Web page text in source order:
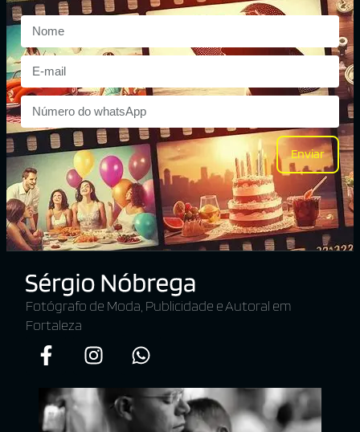
Enviar
Fotógrafo de Moda, Publicidade e Autoral em
Fortaleza